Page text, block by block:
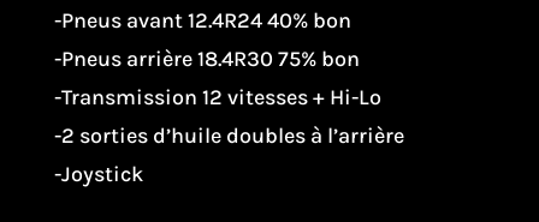
-Pneus avant 12.4R24 40% bon
-Pneus arrière 18.4R30 75% bon
-Transmission 12 vitesses + Hi-Lo
-2 sorties d’huile doubles à l’arrière
-Joystick